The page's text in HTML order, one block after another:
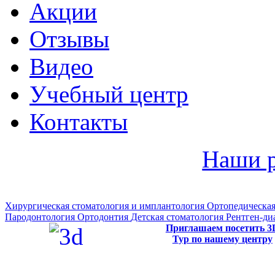
Акции
Отзывы
Видео
Учебный центр
Контакты
Наши
Хирургическая стоматология и имплантология
Пародонтология Ортодонтия Детская стоматология Рентген-
Приглашаем посетить
Тур по нашему центру